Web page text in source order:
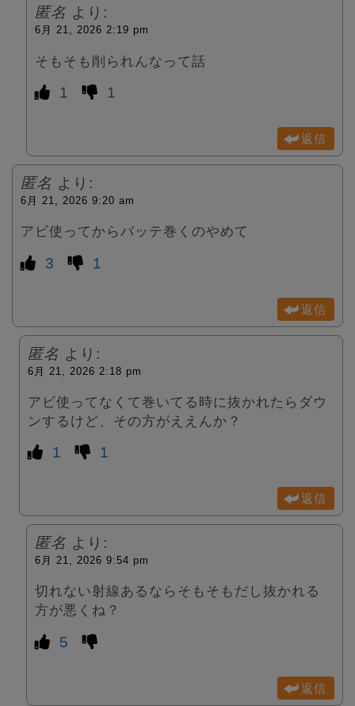
匿名 より:
6月 21, 2026 2:19 pm
そもそも削られんなって話
1 1
返信
匿名 より:
6月 21, 2026 9:20 am
アビ使ってからバッテ巻くのやめて
3 1
返信
匿名 より:
6月 21, 2026 2:18 pm
アビ使ってなくて巻いてる時に抜かれたらダウ
ンするけど、その方がええんか？
1 1
返信
匿名 より:
6月 21, 2026 9:54 pm
切れない射線あるならそもそもだし抜かれる
方が悪くね？
5
返信